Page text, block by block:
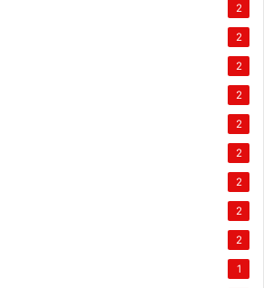
2
2
2
2
2
2
2
2
2
1